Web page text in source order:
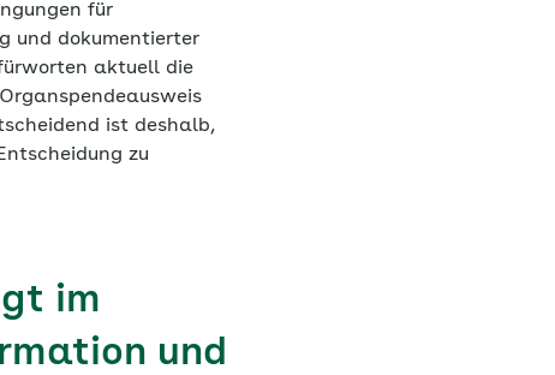
für
und dokumentierter
aktuell die
ist deshalb,
zu
im
und